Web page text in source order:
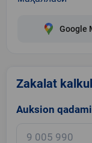
Google
Zakalat
Auksion